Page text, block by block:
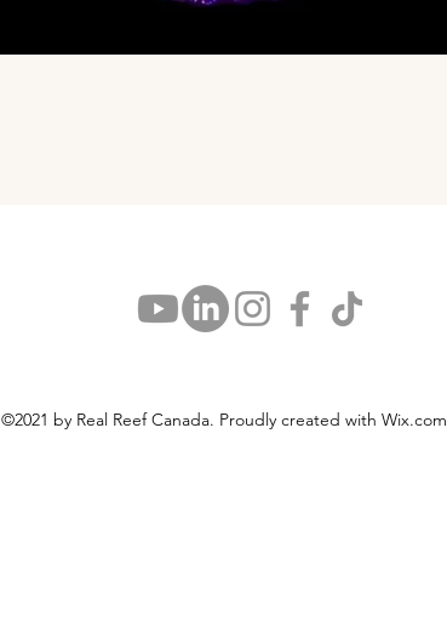
©2021 by Real Reef Canada. Proudly created with Wix.com